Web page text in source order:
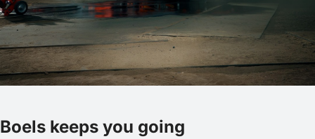
Boels keeps you going